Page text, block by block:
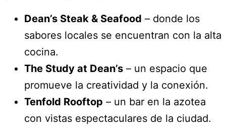
Dean’s Steak & Seafood – donde los
sabores locales se encuentran con la alta
cocina.
The Study at Dean’s – un espacio que
promueve la creatividad y la conexión.
Tenfold Rooftop – un bar en la azotea
con vistas espectaculares de la ciudad.